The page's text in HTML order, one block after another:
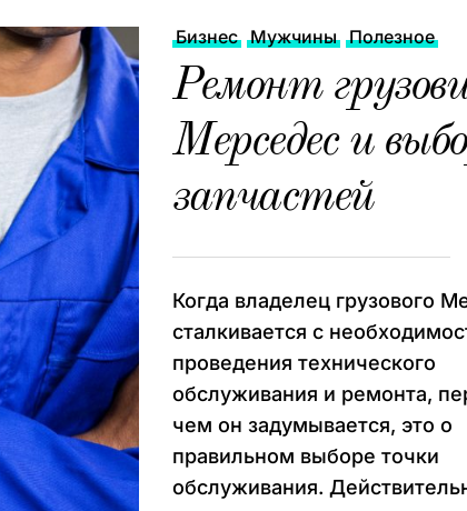
Бизнес Мужчины Полезное
Ремонт
Мерседес и
запчастей
Когда владелец грузового
сталкивается с
проведения технического
обслуживания и ремонта,
чем он задумывается, это о
правильном выборе точки
обслуживания.